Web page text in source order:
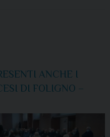
ANCHE I
DI FOLIGNO –